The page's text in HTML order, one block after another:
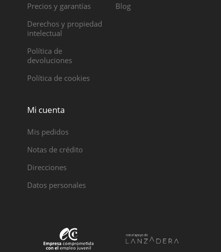
Precios y garantías
Derechos y propiedad
intelectual
Política de
devoluciones
Política de cookies
Blog
Mi cuenta
Mis pedidos
Notas de crédito
Direcciones
Datos personales